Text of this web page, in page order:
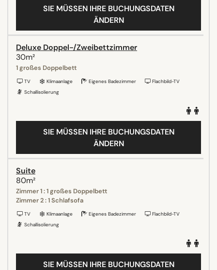
SIE MÜSSEN IHRE BUCHUNGSDATEN
ÄNDERN
Deluxe Doppel-/Zweibettzimmer
30m²
1 großes Doppelbett
TV Klimaanlage Eigenes Badezimmer
Flachbild-TV
Schallisolierung
SIE MÜSSEN IHRE BUCHUNGSDATEN
ÄNDERN
Suite
80m²
Zimmer 1 : 1 großes Doppelbett
Zimmer 2 : 1 Schlafsofa
TV Klimaanlage Eigenes Badezimmer
Flachbild-TV
Schallisolierung
SIE MÜSSEN IHRE BUCHUNGSDATEN